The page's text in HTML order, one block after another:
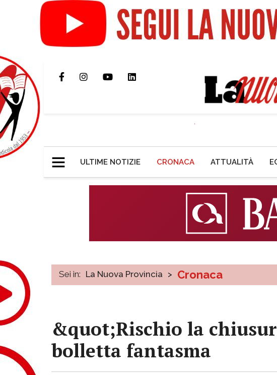
ULTIME NOTIZIE CRONACA ATTUALITÀ
Sei in: La Nuova Provincia > Cronaca
&quot;Rischio la
bolletta fantasma